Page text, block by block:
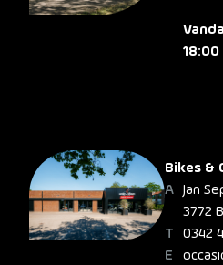
18:00
Bikes &
Jan
3772
0342